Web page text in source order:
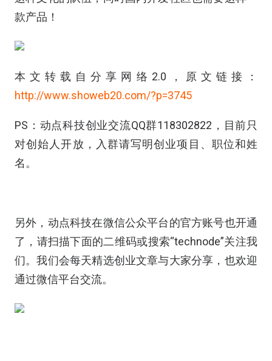
款产品！
本文转载自分享网络2.0，原文链接：
http://www.showeb20.com/?p=3745
PS：动点科技创业交流QQ群118302822，目前只
对创始人开放，入群请写明创业项目、职位和姓
名。
另外，动点科技在微信公众平台的官方账号也开通
了，请扫描下面的二维码或搜索“technode”关注我
们。我们会每天精选创业文章与大家分享，也欢迎
通过微信平台交流。